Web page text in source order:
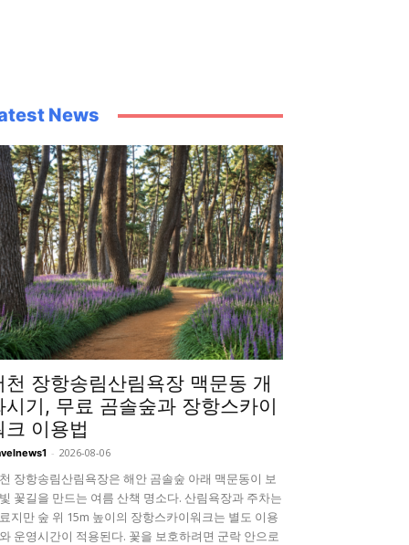
News
천 장항송림산림욕장 맥문동 개
시기, 무료 곰솔숲과 장항스카이
크 이용법
- 2026-08-06
장항송림산림욕장은 해안 곰솔숲 아래 맥문동이 보
꽃길을 만드는 여름 산책 명소다. 산림욕장과 주차는
지만 숲 위 15m 높이의 장항스카이워크는 별도 이용
운영시간이 적용된다. 꽃을 보호하려면 군락 안으로